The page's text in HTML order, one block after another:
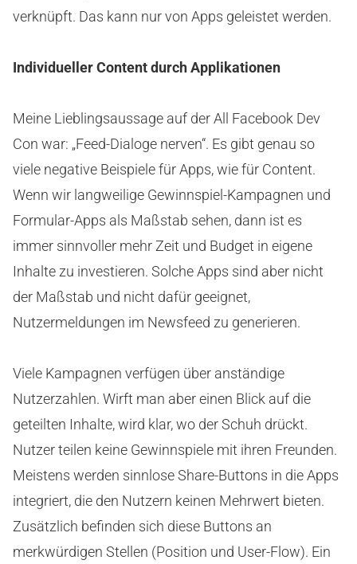
verknüpft. Das kann nur von Apps geleistet werden.
Individueller Content durch Applikationen
Meine Lieblingsaussage auf der All Facebook Dev
Con war: „Feed-Dialoge nerven“. Es gibt genau so
viele negative Beispiele für Apps, wie für Content.
Wenn wir langweilige Gewinnspiel-Kampagnen und
Formular-Apps als Maßstab sehen, dann ist es
immer sinnvoller mehr Zeit und Budget in eigene
Inhalte zu investieren. Solche Apps sind aber nicht
der Maßstab und nicht dafür geeignet,
Nutzermeldungen im Newsfeed zu generieren.
Viele Kampagnen verfügen über anständige
Nutzerzahlen. Wirft man aber einen Blick auf die
geteilten Inhalte, wird klar, wo der Schuh drückt.
Nutzer teilen keine Gewinnspiele mit ihren Freunden.
Meistens werden sinnlose Share-Buttons in die Apps
integriert, die den Nutzern keinen Mehrwert bieten.
Zusätzlich befinden sich diese Buttons an
merkwürdigen Stellen (Position und User-Flow). Ein